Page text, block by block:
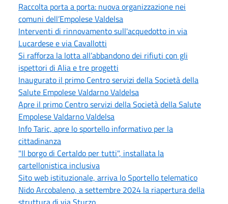
Raccolta porta a porta: nuova organizzazione nei
comuni dell’Empolese Valdelsa
Interventi di rinnovamento sull'acquedotto in via
Lucardese e via Cavallotti
Si rafforza la lotta all’abbandono dei rifiuti con gli
ispettori di Alia e tre progetti
Inaugurato il primo Centro servizi della Società della
Salute Empolese Valdarno Valdelsa
Apre il primo Centro servizi della Società della Salute
Empolese Valdarno Valdelsa
Info Taric, apre lo sportello informativo per la
cittadinanza
"Il borgo di Certaldo per tutti", installata la
cartellonistica inclusiva
Sito web istituzionale, arriva lo Sportello telematico
Nido Arcobaleno, a settembre 2024 la riapertura della